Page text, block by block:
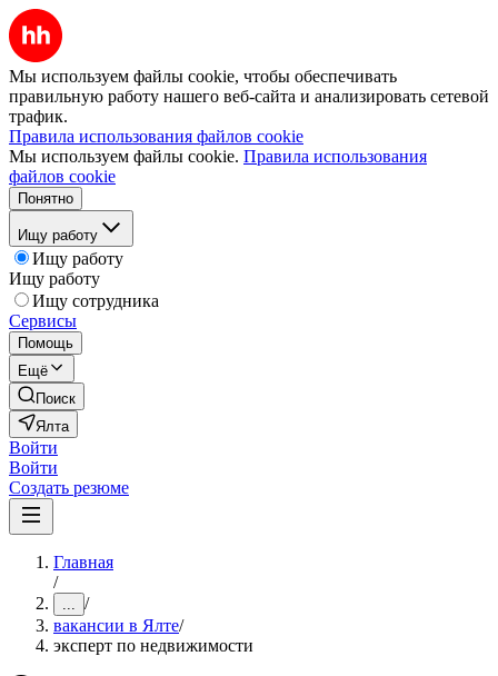
Мы используем файлы cookie, чтобы обеспечивать
правильную работу нашего веб-сайта и анализировать сетевой
трафик.
Правила использования файлов cookie
Мы используем файлы cookie. Правила использования
файлов cookie
Понятно
Ищу работу
Ищу работу
Ищу работу
Ищу сотрудника
Сервисы
Помощь
Ещё
Поиск
Ялта
Войти
Войти
Создать резюме
Главная
/
... /
вакансии в Ялте/
эксперт по недвижимости